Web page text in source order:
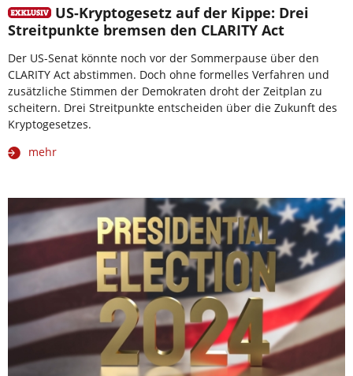
US-Kryptogesetz auf der Kippe: Drei
Streitpunkte bremsen den CLARITY Act
Der US-Senat könnte noch vor der Sommerpause über den
CLARITY Act abstimmen. Doch ohne formelles Verfahren und
zusätzliche Stimmen der Demokraten droht der Zeitplan zu
scheitern. Drei Streitpunkte entscheiden über die Zukunft des
Kryptogesetzes.
mehr